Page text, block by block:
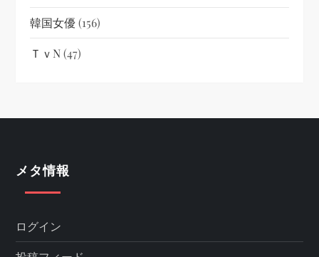
韓国女優(156)
ＴｖN(47)
メタ情報
ログイン